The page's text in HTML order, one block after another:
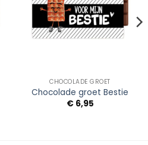
CHOCOLADE GROET
Chocolade groet Bestie
€6,95